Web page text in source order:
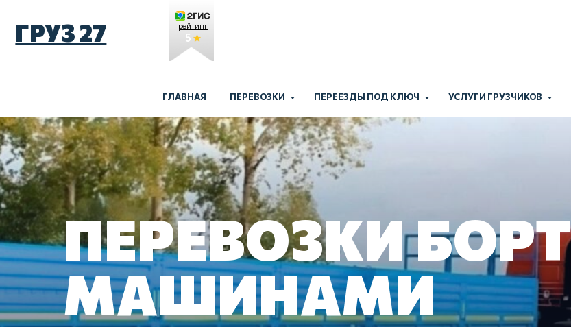
ГРУЗ 27 рейтинг
ГЛАВНАЯ ПЕРЕВОЗКИ ПЕРЕЕЗДЫ ПОД КЛЮЧ УСЛУГИ ГРУЗЧИКОВ
ПЕРЕВОЗКИ
МАШИНАМИ